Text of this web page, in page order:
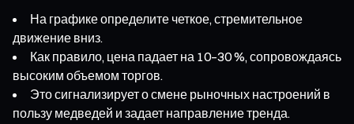
На графике определите четкое, стремительное
движение вниз.
Как правило, цена падает на 10–30 %, сопровождаясь
высоким объемом торгов.
Это сигнализирует о смене рыночных настроений в
пользу медведей и задает направление тренда.